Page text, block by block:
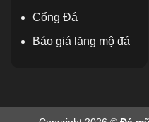
Cổng Đá
Báo giá lăng mộ đá